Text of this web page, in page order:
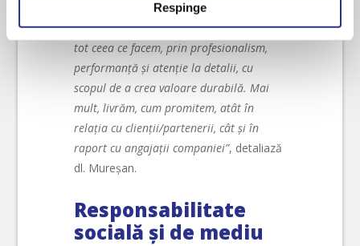
dvs. personale și configurați-vă preferințele la
cu detalii. Vă puteți modifica sau retrage oricând acordul
din Declarația despre modulele cookie.
Folosim cookie-uri pentru a personaliza conținutul și
anunțurile, pentru a oferi funcții de rețele sociale și pentru
a analiza traficul. De asemenea, le oferim partenerilor de
rețele sociale, de publicitate și de analize informații cu
privire la modul în care folosiți site-ul nostru. Aceștia le
în urma folosirii serviciilor lor.
Respinge
Depunem eforturi constante astfel încât
să atingem cele mai înalte standarde, în
tot ceea ce facem, prin profesionalism,
performanță și atenție la detalii, cu
scopul de a crea valoare durabilă. Mai
mult, livrăm, cum promitem, atât în
relația cu clienții/partenerii, cât și în
raport cu angajații companiei”, detaliază
dl. Mureșan.
Responsabilitate
socială și de mediu